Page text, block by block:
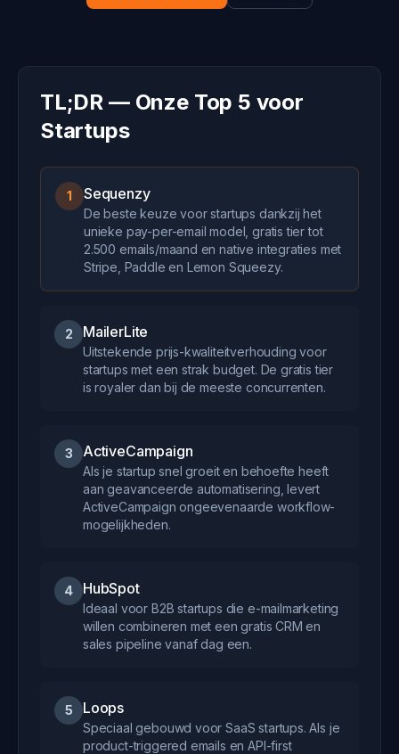
TL;DR — Onze Top 5 voor
Startups
1 Sequenzy
De beste keuze voor startups dankzij het
unieke pay-per-email model, gratis tier tot
2.500 emails/maand en native integraties met
Stripe, Paddle en Lemon Squeezy.
2 MailerLite
Uitstekende prijs-kwaliteitverhouding voor
startups met een strak budget. De gratis tier
is royaler dan bij de meeste concurrenten.
3 ActiveCampaign
Als je startup snel groeit en behoefte heeft
aan geavanceerde automatisering, levert
ActiveCampaign ongeevenaarde workflow-
mogelijkheden.
4 HubSpot
Ideaal voor B2B startups die e-mailmarketing
willen combineren met een gratis CRM en
sales pipeline vanaf dag een.
5 Loops
Speciaal gebouwd voor SaaS startups. Als je
product-triggered emails en API-first